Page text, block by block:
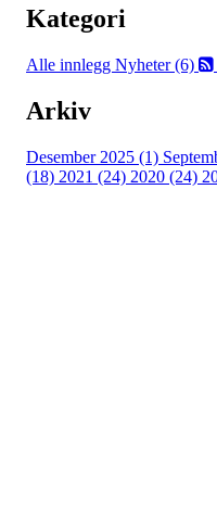
Kategori
Alle innlegg Nyheter (6)
Arkiv
Desember 2025 (1)
(18) 2021 (24) 2020 (24)